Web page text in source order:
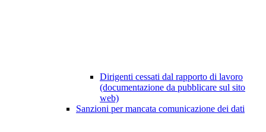
Dirigenti cessati dal rapporto di lavoro
(documentazione da pubblicare sul sito
web)
Sanzioni per mancata comunicazione dei dati